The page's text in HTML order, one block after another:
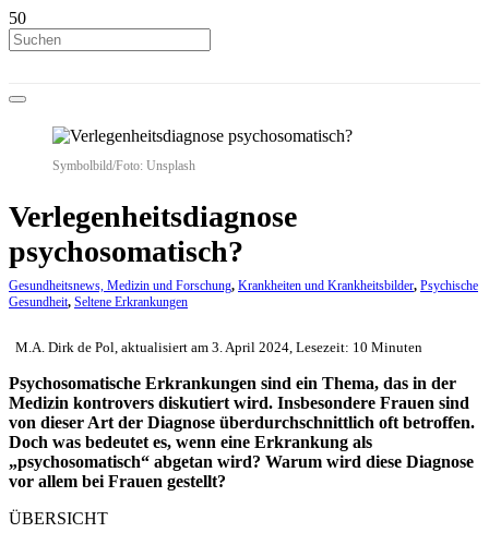
Symbolbild/Foto: Unsplash
Verlegenheitsdiagnose
psychosomatisch?
Gesundheitsnews, Medizin und Forschung, Krankheiten und Krankheitsbilder, Psychische
Gesundheit, Seltene Erkrankungen
M.A. Dirk de Pol, aktualisiert am 3. April 2024, Lesezeit: 10 Minuten
Psychosomatische Erkrankungen sind ein Thema, das in der
Medizin kontrovers diskutiert wird. Insbesondere Frauen sind
von dieser Art der Diagnose überdurchschnittlich oft betroffen.
Doch was bedeutet es, wenn eine Erkrankung als
„psychosomatisch“ abgetan wird? Warum wird diese Diagnose
vor allem bei Frauen gestellt?
ÜBERSICHT